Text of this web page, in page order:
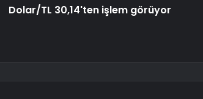
Dolar/TL 30,14'ten işlem görüyor